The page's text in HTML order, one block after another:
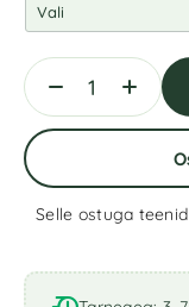
Selle ostuga